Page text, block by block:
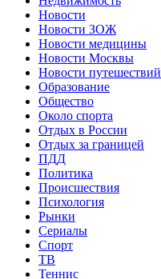
Новости
Новости ЗОЖ
Новости медицины
Новости Москвы
Новости путешествий
Образование
Общество
Около спорта
Отдых в России
Отдых за границей
ПДД
Политика
Происшествия
Психология
Рынки
Сериалы
Спорт
ТВ
Теннис